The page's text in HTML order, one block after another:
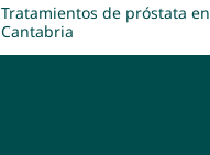
Tratamientos de próstata en
Cantabria